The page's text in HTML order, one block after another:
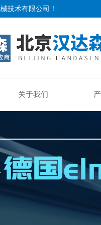
技术有限公司！
关于我们